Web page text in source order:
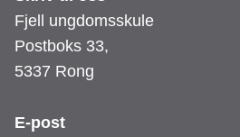
Fjell ungdomsskule
Postboks 33,
5337 Rong
E-post